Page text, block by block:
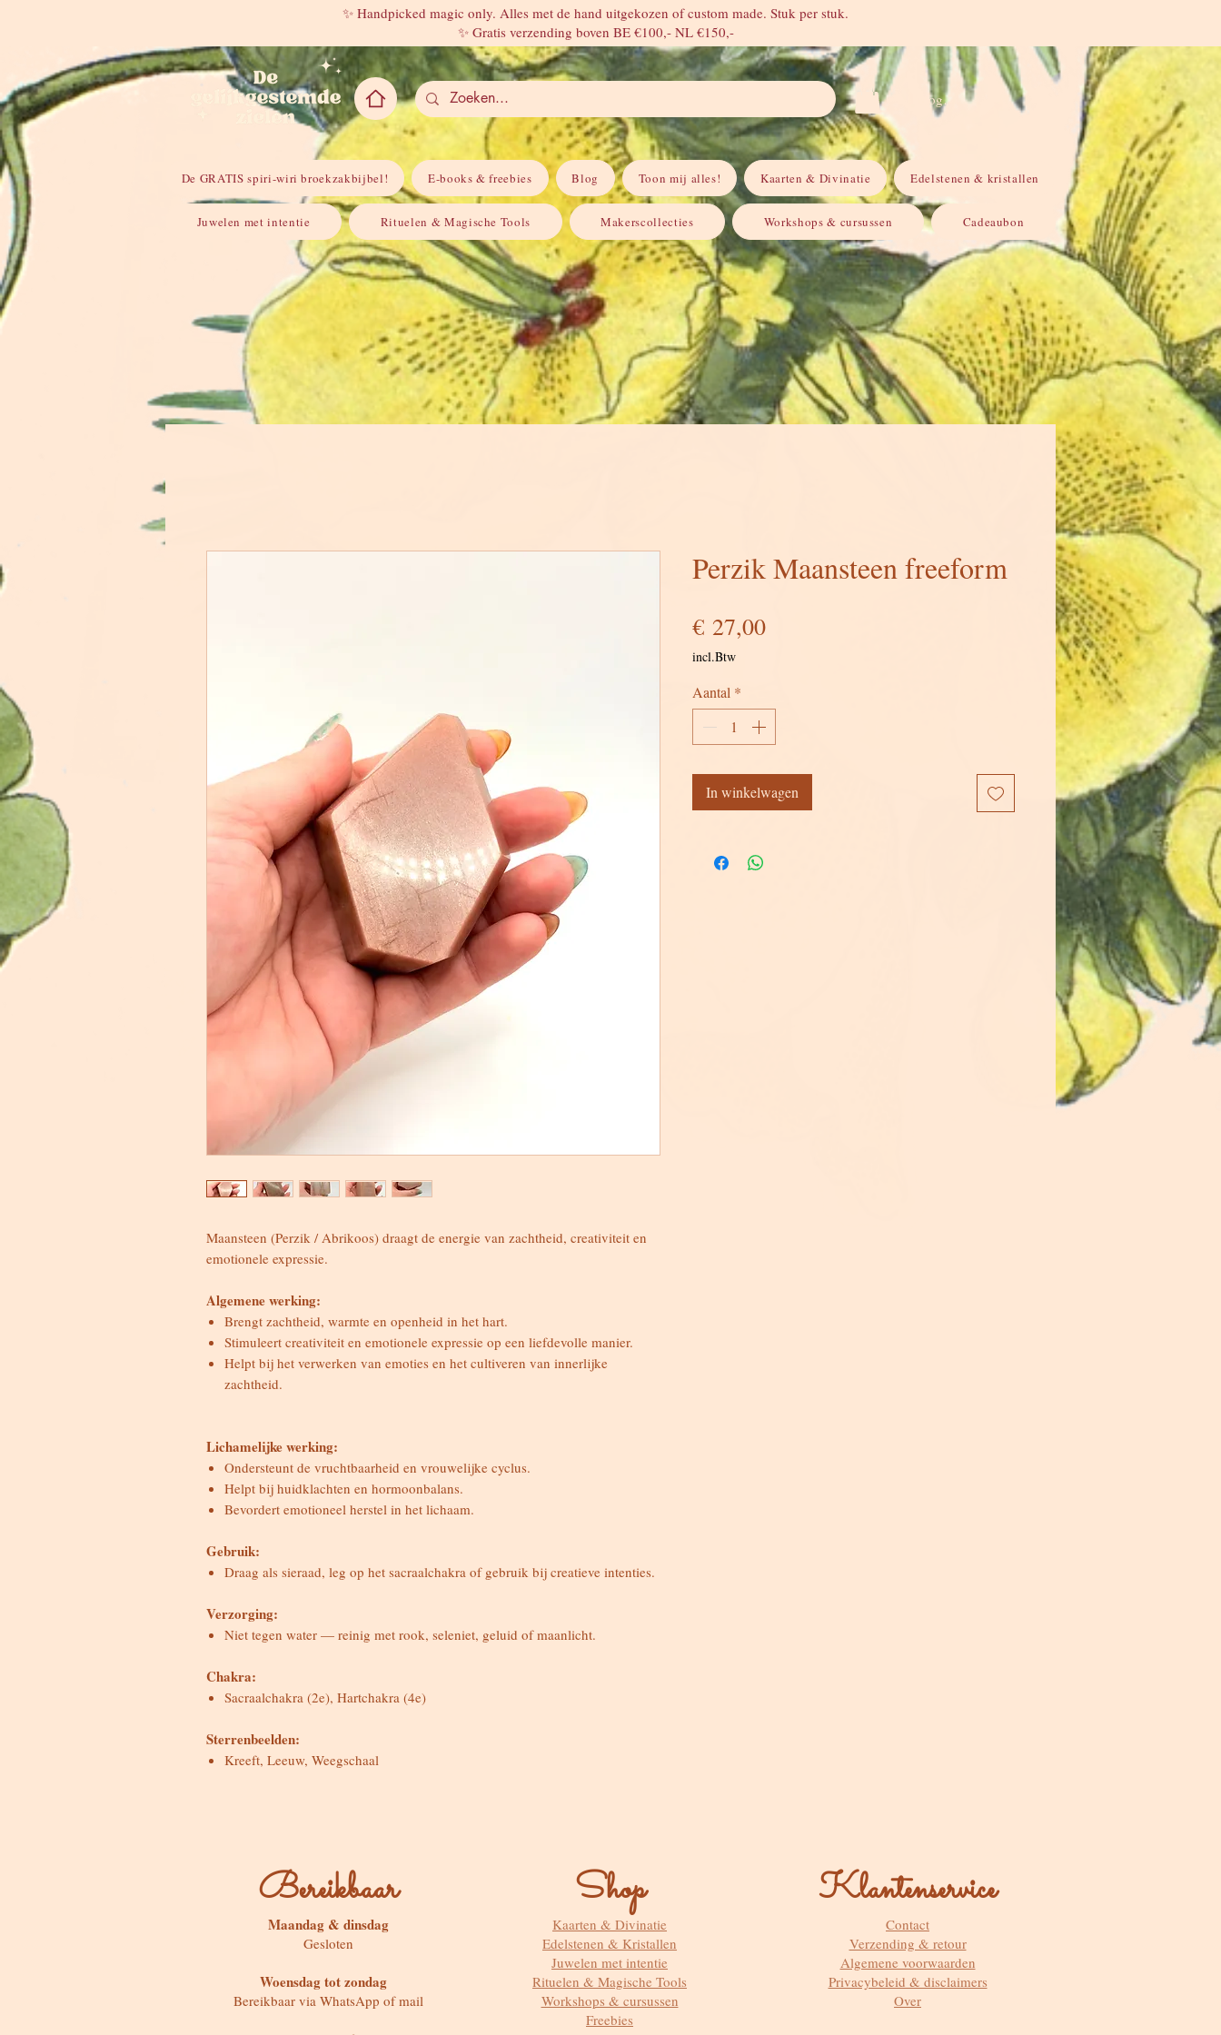
✨ Handpicked magic only. Alles met de hand uitgekozen of custom made. Stuk per stuk.
✨ Gratis verzending boven BE €100,- NL €150,-
Inloggen
De GRATIS spiri-wiri broekzakbijbel! E-books & freebies Blog Toon mij alles! Kaarten & Divinatie Edelstenen & kristallen
Juwelen met intentie Rituelen & Magische Tools Makerscollecties Workshops & cursussen Cadeaubon
Maansteen (Perzik / Abrikoos) draagt de energie van zachtheid, creativiteit en
emotionele expressie.
Algemene werking:
Brengt zachtheid, warmte en openheid in het hart.
Stimuleert creativiteit en emotionele expressie op een liefdevolle manier.
Helpt bij het verwerken van emoties en het cultiveren van innerlijke
zachtheid.
Lichamelijke werking:
Ondersteunt de vruchtbaarheid en vrouwelijke cyclus.
Helpt bij huidklachten en hormoonbalans.
Bevordert emotioneel herstel in het lichaam.
Gebruik:
Draag als sieraad, leg op het sacraalchakra of gebruik bij creatieve intenties.
Verzorging:
Niet tegen water — reinig met rook, seleniet, geluid of maanlicht.
Chakra:
Sacraalchakra (2e), Hartchakra (4e)
Sterrenbeelden:
Kreeft, Leeuw, Weegschaal
Perzik Maansteen freeform
€ 27,00Prijs
incl.Btw
Aantal *
In winkelwagen
Bereikbaar
Maandag & dinsdag
Gesloten
Woensdag tot zondag
Bereikbaar via WhatsApp of mail
Shop
Kaarten & Divinatie
Edelstenen & Kristallen
Juwelen met intentie
Rituelen & Magische Tools
Workshops & cursussen
Freebies
Klantenservice
Contact
Verzending & retour
Algemene voorwaarden
Privacybeleid & disclaimers
Over